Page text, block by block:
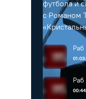
футбола и
с Романом
Раб
Раб